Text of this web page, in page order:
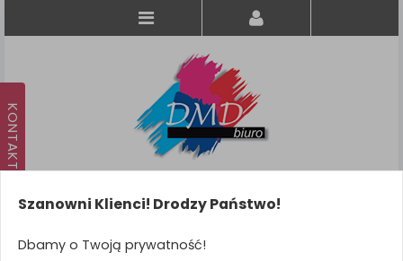
Szanowni Klienci! Drodzy Państwo!
Dbamy o Twoją prywatność!